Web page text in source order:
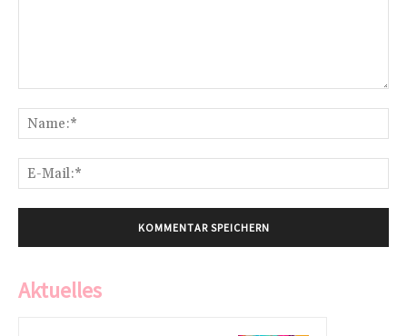
Aktuelles